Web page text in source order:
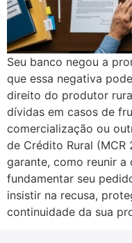
Seu banco negou a
que essa negativa
direito do produtor
dívidas em casos de
comercialização ou
de Crédito Rural (MCR
garante, como reunir a
fundamentar seu
insistir na recusa,
continuidade da sua